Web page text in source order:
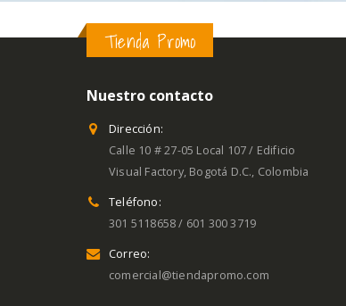
Tienda Promo
Nuestro contacto
Dirección:
Calle 10 # 27-05 Local 107 / Edificio
Visual Factory, Bogotá D.C., Colombia
Teléfono:
301 5118658 / 601 300 3719
Correo:
comercial@tiendapromo.com